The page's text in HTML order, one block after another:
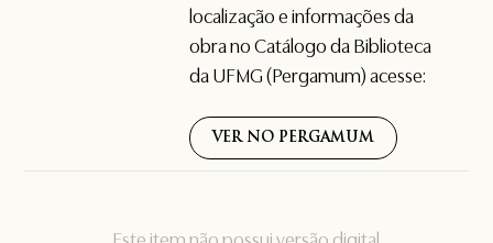
localização e informações da
obra no Catálogo da Biblioteca
da UFMG (Pergamum) acesse:
VER NO PERGAMUM